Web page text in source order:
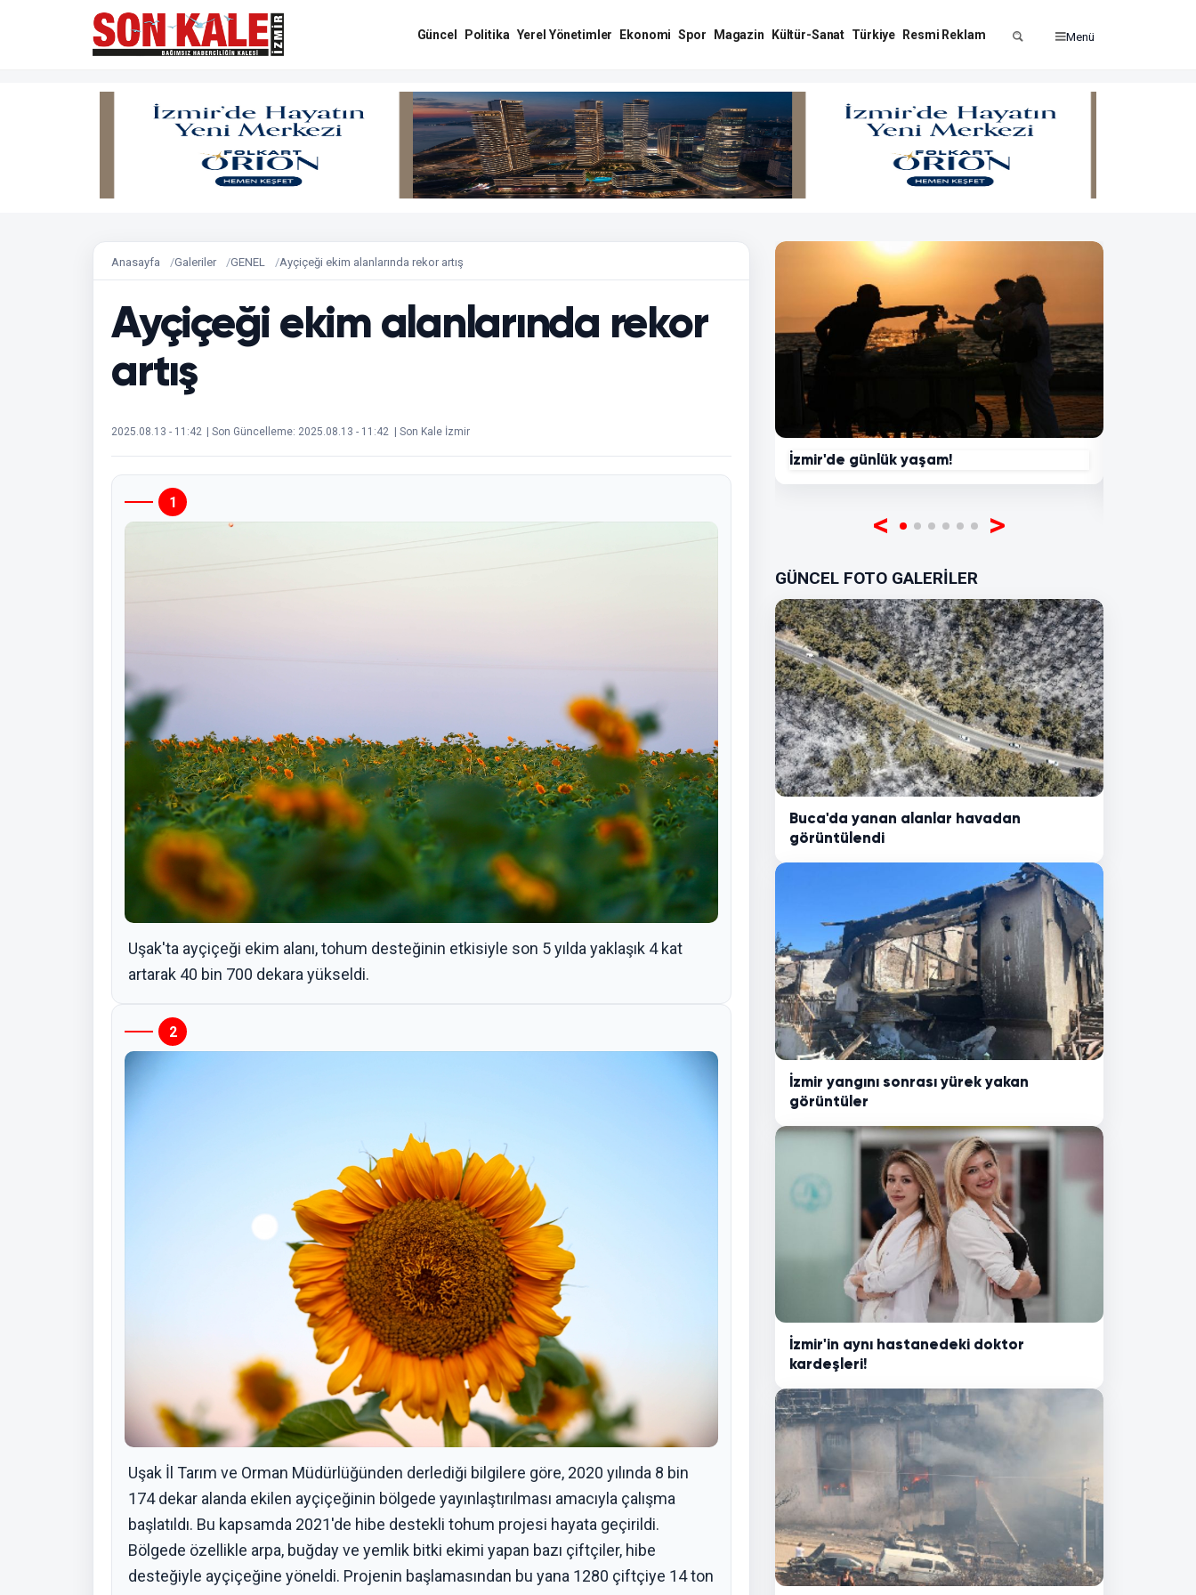
Güncel Politika Yerel Yönetimler Ekonomi Spor Magazin Kültür-Sanat Türkiye Resmi Reklam Menü
Anasayfa Galeriler GENEL Ayçiçeği ekim alanlarında rekor artış
Ayçiçeği ekim alanlarında rekor
artış
2025.08.13 - 11:42 | Son Güncelleme: 2025.08.13 - 11:42 | Son Kale İzmir
Uşak'ta ayçiçeği ekim alanı, tohum desteğinin etkisiyle son 5 yılda yaklaşık 4 kat
artarak 40 bin 700 dekara yükseldi.
Uşak İl Tarım ve Orman Müdürlüğünden derlediği bilgilere göre, 2020 yılında 8 bin
174 dekar alanda ekilen ayçiçeğinin bölgede yayınlaştırılması amacıyla çalışma
başlatıldı. Bu kapsamda 2021'de hibe destekli tohum projesi hayata geçirildi.
Bölgede özellikle arpa, buğday ve yemlik bitki ekimi yapan bazı çiftçiler, hibe
desteğiyle ayçiçeğine yöneldi. Projenin başlamasından bu yana 1280 çiftçiye 14 ton
İzmir'de günlük yaşam!
< >
GÜNCEL FOTO GALERİLER
Buca'da yanan alanlar havadan
görüntülendi
İzmir yangını sonrası yürek yakan
görüntüler
İzmir'in aynı hastanedeki doktor
kardeşleri!